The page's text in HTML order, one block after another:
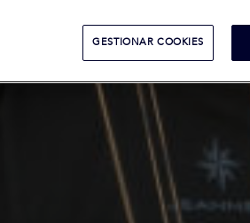
GESTIONAR COOKIES